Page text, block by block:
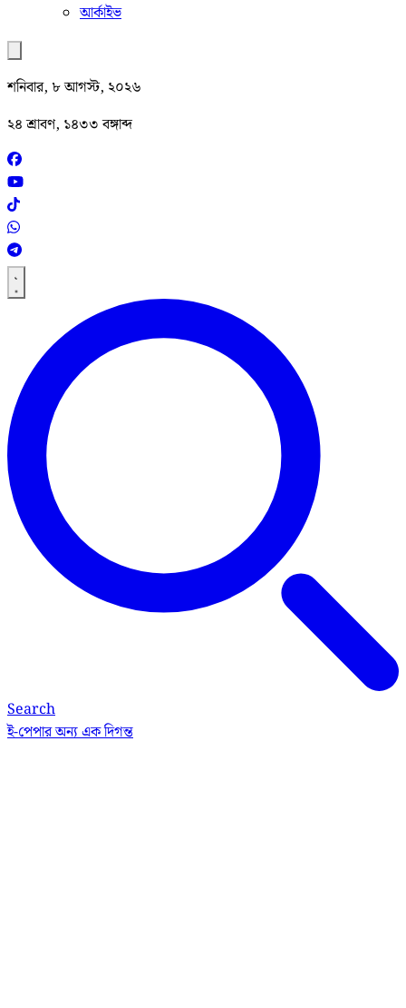
আর্কাইভ
শনিবার, ৮ আগস্ট, ২০২৬
২৪ শ্রাবণ, ১৪৩৩ বঙ্গাব্দ
Search
ই-পেপারঅন্য এক দিগন্ত